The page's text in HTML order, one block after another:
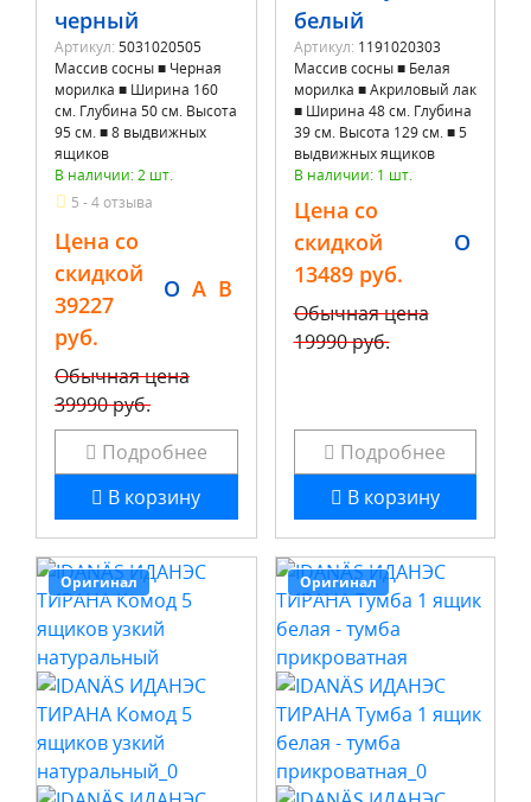
черный
Артикул: 5031020505
Массив сосны ■ Черная
морилка ■ Ширина 160
см. Глубина 50 см. Высота
95 см. ■ 8 выдвижных
ящиков
В наличии: 2 шт.
5 - 4 отзыва
Цена со
скидкой
39227
руб.
O A B
Обычная цена
39990 руб.
Подробнее
В корзину
белый
Артикул: 1191020303
Массив сосны ■ Белая
морилка ■ Акриловый лак
■ Ширина 48 см. Глубина
39 см. Высота 129 см. ■ 5
выдвижных ящиков
В наличии: 1 шт.
Цена со
скидкой
13489 руб.
O
Обычная цена
19990 руб.
Подробнее
В корзину
Оригинал Оригинал